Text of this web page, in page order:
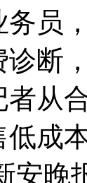
务员
诊断
从合
低成
安晚